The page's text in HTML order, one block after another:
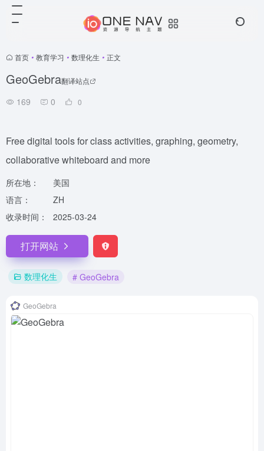
首页 • 教育学习 • 数理化生 • 正文
GeoGebra翻译站点
169 0 0
Free digital tools for class activities, graphing, geometry,
collaborative whiteboard and more
所在地：
美国
语言：
ZH
收录时间：
2025-03-24
打开网站
数理化生 # GeoGebra
GeoGebra